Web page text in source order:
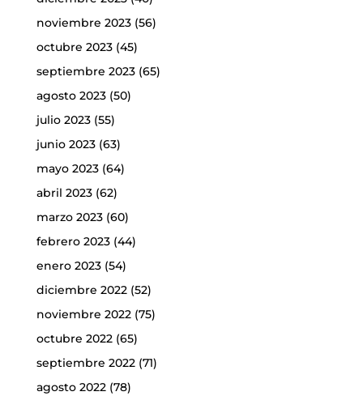
noviembre 2023(56)
octubre 2023(45)
septiembre 2023(65)
agosto 2023(50)
julio 2023(55)
junio 2023(63)
mayo 2023(64)
abril 2023(62)
marzo 2023(60)
febrero 2023(44)
enero 2023(54)
diciembre 2022(52)
noviembre 2022(75)
octubre 2022(65)
septiembre 2022(71)
agosto 2022(78)